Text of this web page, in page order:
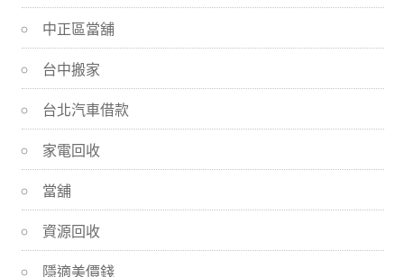
中正區當舖
台中搬家
台北汽車借款
家電回收
當舖
資源回收
隱適美價錢